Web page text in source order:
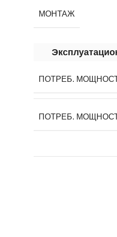
МОНТАЖ
ПОТРЕБ.
ПОТРЕБ.